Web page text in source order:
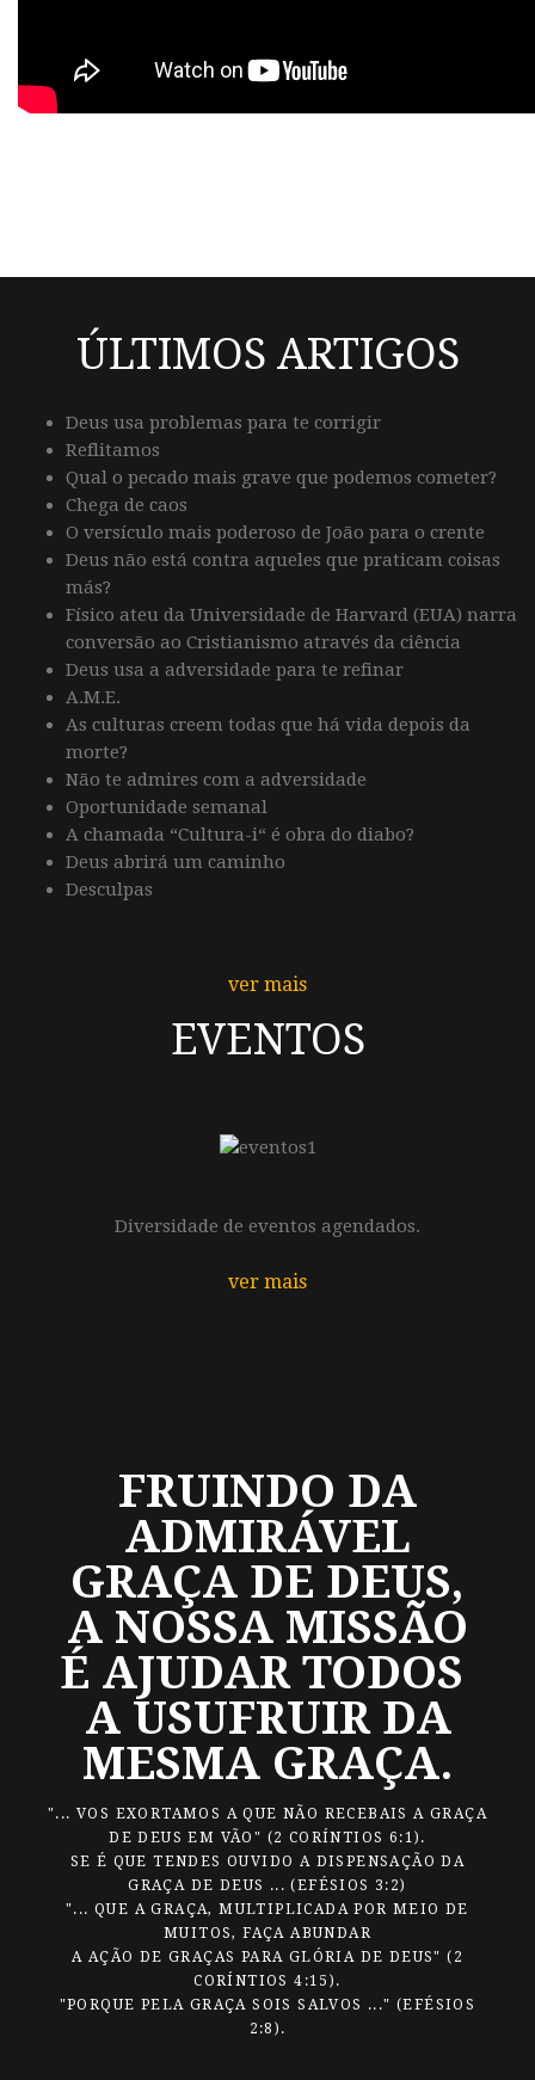
ÚLTIMOS ARTIGOS
Deus usa problemas para te corrigir
Reflitamos
Qual o pecado mais grave que podemos cometer?
Chega de caos
O versículo mais poderoso de João para o crente
Deus não está contra aqueles que praticam coisas
más?
Físico ateu da Universidade de Harvard (EUA) narra
conversão ao Cristianismo através da ciência
Deus usa a adversidade para te refinar
A.M.E.
As culturas creem todas que há vida depois da
morte?
Não te admires com a adversidade
Oportunidade semanal
A chamada “Cultura-i“ é obra do diabo?
Deus abrirá um caminho
Desculpas
ver mais
EVENTOS
Diversidade de eventos agendados.
ver mais
FRUINDO DA
ADMIRÁVEL
GRAÇA DE DEUS,
A NOSSA MISSÃO
É AJUDAR TODOS
A USUFRUIR DA
MESMA GRAÇA.
"... VOS EXORTAMOS A QUE NÃO RECEBAIS A GRAÇA
DE DEUS EM VÃO" (2 CORÍNTIOS 6:1).
SE É QUE TENDES OUVIDO A DISPENSAÇÃO DA
GRAÇA DE DEUS ... (EFÉSIOS 3:2)
"... QUE A GRAÇA, MULTIPLICADA POR MEIO DE
MUITOS, FAÇA ABUNDAR
A AÇÃO DE GRAÇAS PARA GLÓRIA DE DEUS" (2
CORÍNTIOS 4:15).
"PORQUE PELA GRAÇA SOIS SALVOS ..." (EFÉSIOS
2:8).